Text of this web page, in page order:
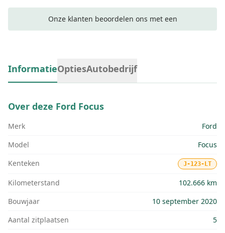
Onze klanten beoordelen ons met een
InformatieOptiesAutobedrijf
Over deze Ford Focus
Merk
Ford
Model
Focus
Kenteken
J-123-LT
Kilometerstand
102.666 km
Bouwjaar
10 september 2020
Aantal zitplaatsen
5